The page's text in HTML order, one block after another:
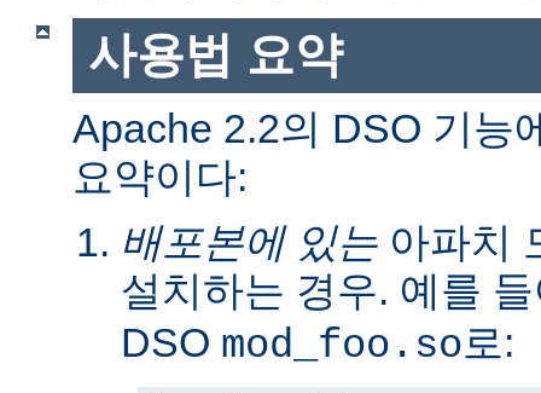
사용법 요약
Apache 2.2의 DSO 기능
요약이다:
배포본에 있는 아파치
설치하는 경우. 예를
DSO mod_foo.so로: